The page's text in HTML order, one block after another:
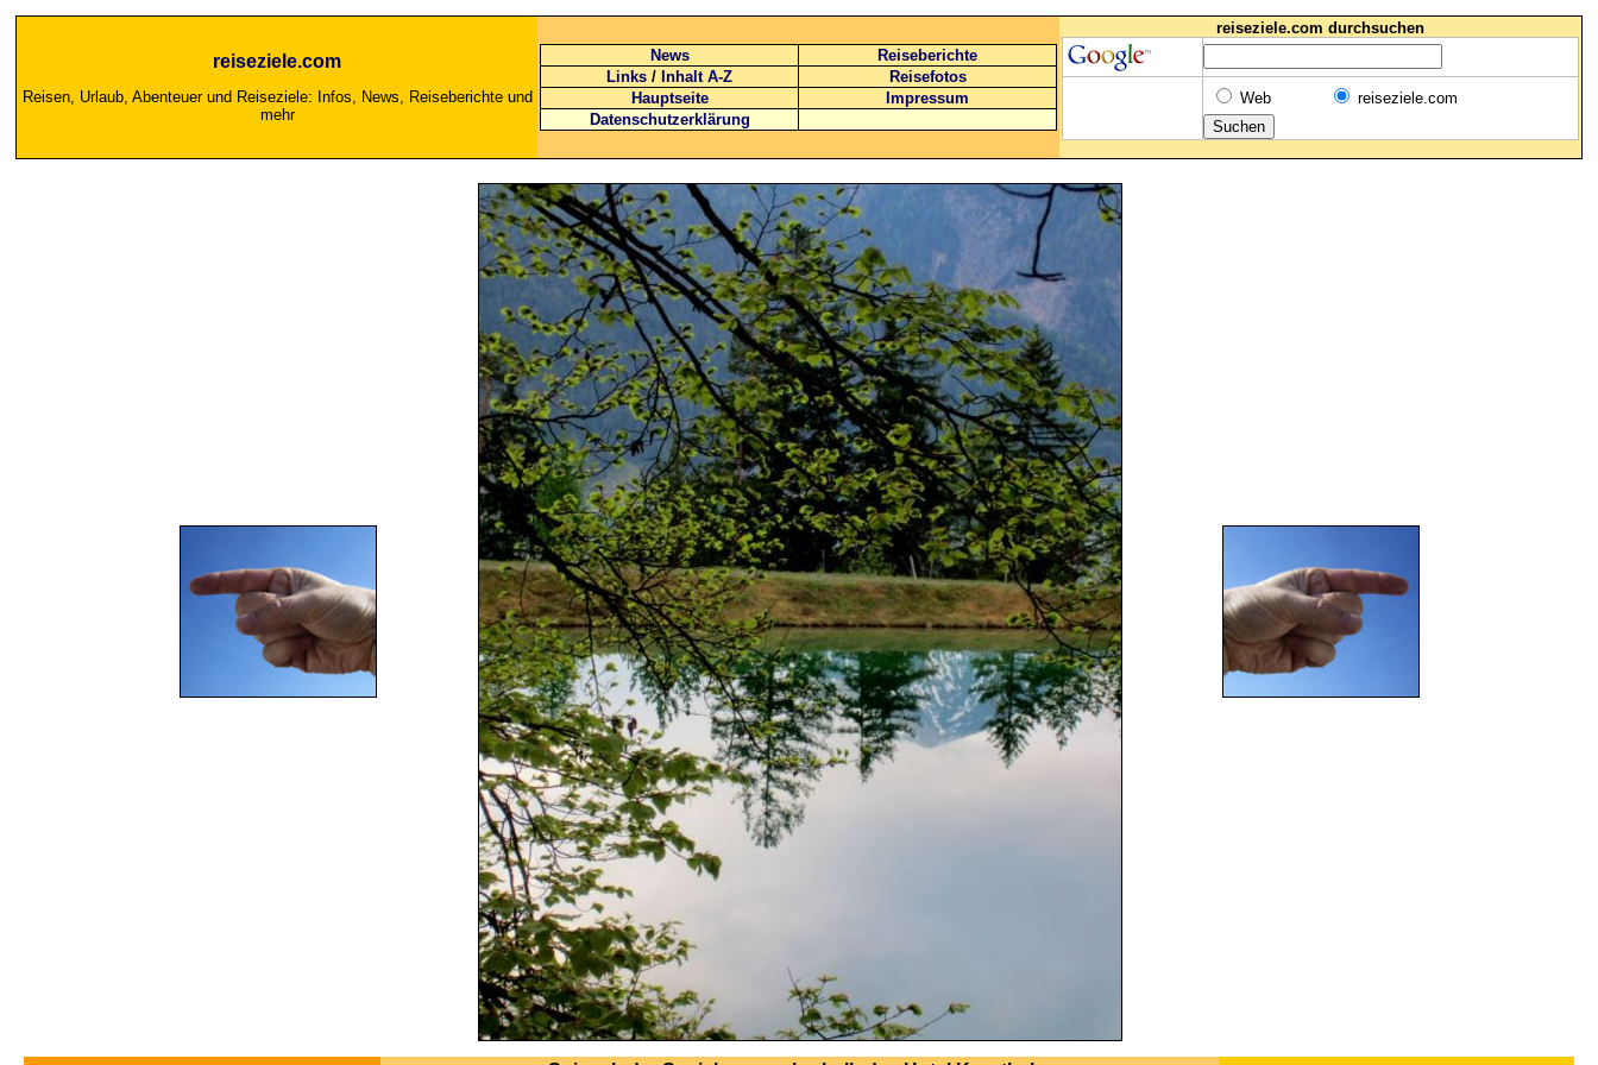
reiseziele.com
Reisen, Urlaub, Abenteuer und Reiseziele: Infos, News, Reiseberichte und
mehr
News
Reiseberichte
Links / Inhalt A-Z
Reisefotos
Hauptseite
Impressum
Datenschutzerklärung
reiseziele.com durchsuchen
Web reiseziele.com